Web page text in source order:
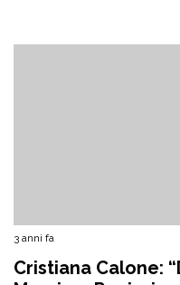
3 anni fa
Cristiana Calone: